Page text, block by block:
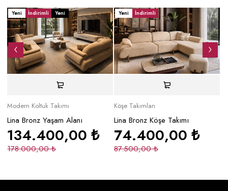
Yeni İndirimli Yeni
Modern Koltuk Takımı
Lina Bronz Yaşam Alanı
178.000,00₺
134.400,00₺
Yeni İndirimli
Köşe Takımları
Lina Bronz Köşe Takımı
87.500,00₺
74.400,00₺